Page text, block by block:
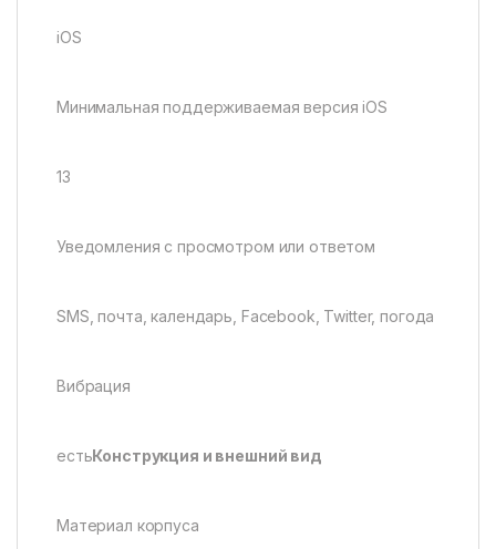
iOS
Минимальная поддерживаемая версия iOS
13
Уведомления с просмотром или ответом
SMS, почта, календарь, Facebook, Twitter, погода
Вибрация
естьКонструкция и внешний вид
Материал корпуса